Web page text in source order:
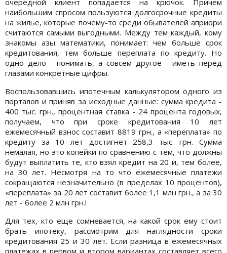
наибольшим спросом пользуются долгосрочные кредиты
на жилье, которые почему-то среди обывателей априори
считаются самыми выгодными. Между тем каждый, кому
знакомы азы математики, понимает: чем больше срок
кредитования, тем больше переплата по кредиту. Но
одно дело - понимать, а совсем другое - иметь перед
глазами конкретные цифры.
Воспользовавшись ипотечным калькулятором одного из
порталов и приняв за исходные данные: сумма кредита -
400 тыс. грн., процентная ставка - 24 процента годовых,
получаем, что при сроке кредитования 10 лет
ежемесячный взнос составит 8819 грн., а «переплата» по
кредиту за 10 лет достигнет 258,3 тыс. грн. Сумма
немалая, но это копейки по сравнению с тем, что должны
будут выплатить те, кто взял кредит на 20 и, тем более,
на 30 лет. Несмотря на то что ежемесячные платежи
сокращаются незначительно (в пределах 10 процентов),
«переплата» за 20 лет составит более 1,1 млн грн., а за 30
лет - более 2 млн грн.!
Для тех, кто еще сомневается, на какой срок ему стоит
брать ипотеку, рассмотрим для наглядности сроки
кредитования 25 и 30 лет. Если разница в ежемесячных
платежах в первом и втором вариантах составляет всего